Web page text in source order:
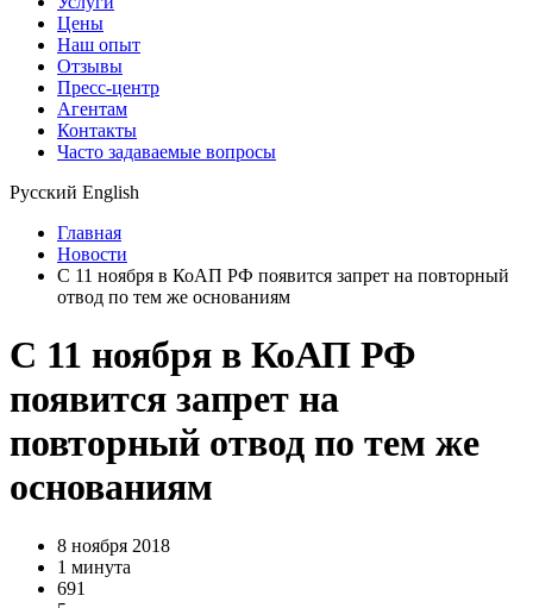
Цены
Наш опыт
Отзывы
Пресс-центр
Агентам
Контакты
Часто задаваемые вопросы
Русский English
Главная
Новости
С 11 ноября в КоАП РФ появится запрет на повторный
отвод по тем же основаниям
С 11 ноября в КоАП РФ
появится запрет на
повторный отвод по тем же
основаниям
8 ноября 2018
1 минута
691